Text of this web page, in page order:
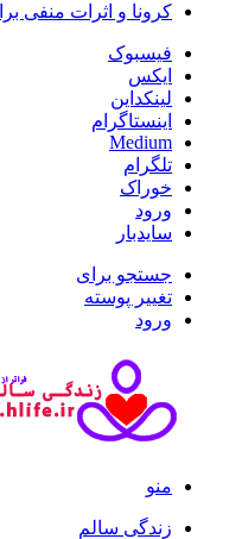
کرونا و اثرات منفی
فیسبوک
ایکس
لینکداین
اینستاگرام
Medium
تلگرام
خوراک
ورود
سایدبار
جستجو برای
تغییر پوسته
ورود
منو
زندگی سالم